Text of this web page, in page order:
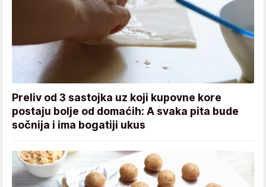
Preliv od 3 sastojka uz koji kupovne kore
postaju bolje od domaćih: A svaka pita bude
sočnija i ima bogatiji ukus